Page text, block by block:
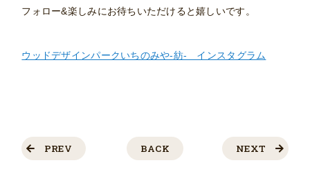
フォロー&楽しみにお待ちいただけると嬉しいです。
ウッドデザインパークいちのみや-紡- インスタグラム
NEXT
BACK
PREV